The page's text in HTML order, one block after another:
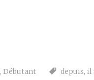
, Débutant depuis, il